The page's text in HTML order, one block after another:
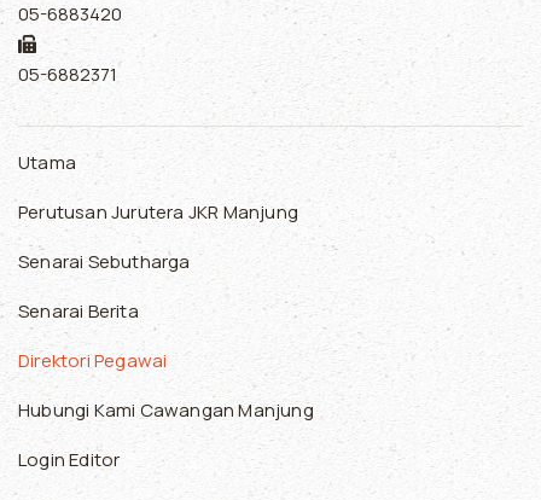
05-6883420
Fax:
05-6882371
Utama
Perutusan Jurutera JKR Manjung
Senarai Sebutharga
Senarai Berita
Direktori Pegawai
Hubungi Kami Cawangan Manjung
Login Editor